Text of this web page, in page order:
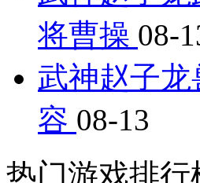
将曹操 08-
武神赵子
容 08-13
热门游戏排行